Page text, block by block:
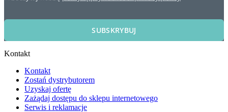
SUBSKRYBUJ
Kontakt
Kontakt
Zostań dystrybutorem
Uzyskaj ofertę
Zażądaj dostępu do sklepu internetowego
Serwis i reklamacje